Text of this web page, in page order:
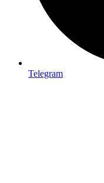
Telegram